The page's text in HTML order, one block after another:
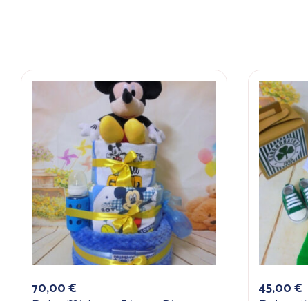
70,00€ 45,00€